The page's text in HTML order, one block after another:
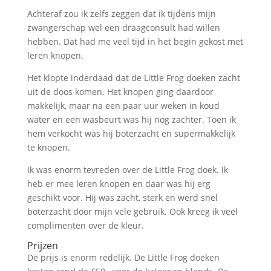
Achteraf zou ik zelfs zeggen dat ik tijdens mijn
zwangerschap wel een draagconsult had willen
hebben. Dat had me veel tijd in het begin gekost met
leren knopen.
Het klopte inderdaad dat de Little Frog doeken zacht
uit de doos komen. Het knopen ging daardoor
makkelijk, maar na een paar uur weken in koud
water en een wasbeurt was hij nog zachter. Toen ik
hem verkocht was hij boterzacht en supermakkelijk
te knopen.
Ik was enorm tevreden over de Little Frog doek. Ik
heb er mee leren knopen en daar was hij erg
geschikt voor. Hij was zacht, sterk en werd snel
boterzacht door mijn vele gebruik. Ook kreeg ik veel
complimenten over de kleur.
Prijzen
De prijs is enorm redelijk. De Little Frog doeken